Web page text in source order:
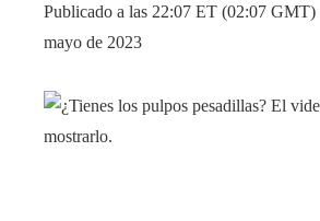
Publicado a las 22:07 ET (02:07 GMT)
mayo de 2023